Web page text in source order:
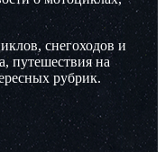
снегоходов и
путешествия на
рубрик.